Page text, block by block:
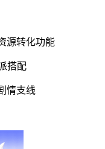
源转化功能
搭配
情支线